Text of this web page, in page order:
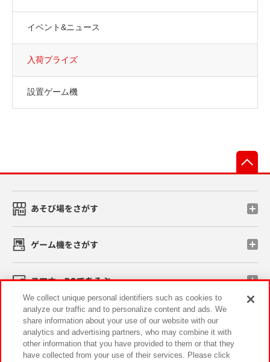
イベント&ニュース
入荷プライズ
設置ゲーム機
あそび場をさがす
ゲーム機をさがす
スマホ・PCであそぶ
イベント・キャンペーン
We collect unique personal identifiers such as cookies to
analyze our traffic and to personalize content and ads. We
share information about your use of our website with our
analytics and advertising partners, who may combine it with
other information that you have provided to them or that they
have collected from your use of their services. Please click